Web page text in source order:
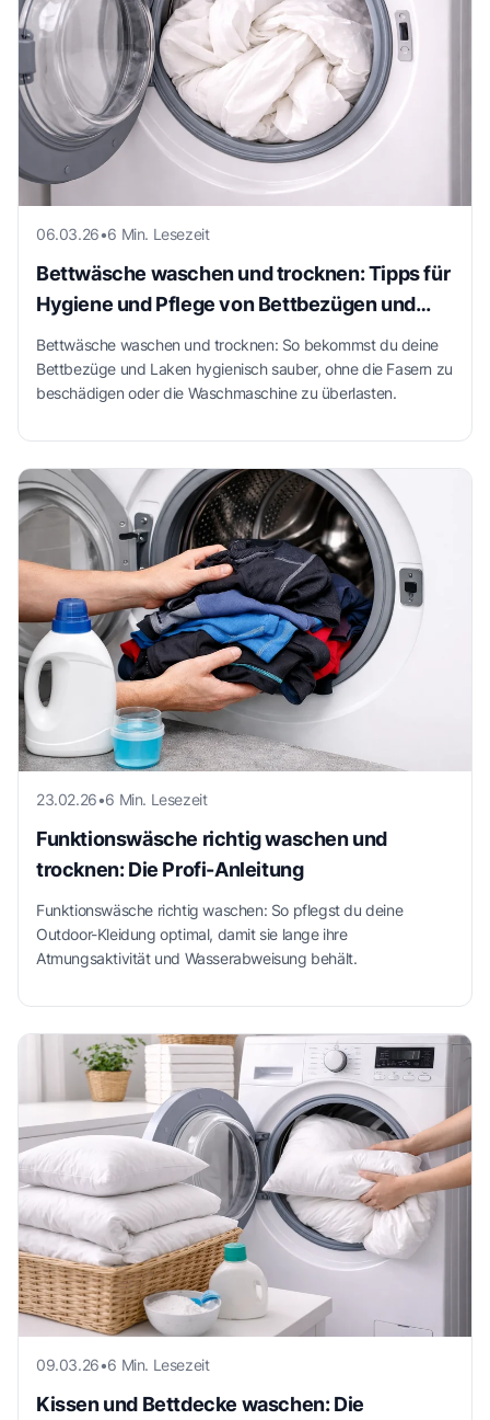
06.03.26•6 Min. Lesezeit
Bettwäsche waschen und trocknen: Tipps für
Hygiene und Pflege von Bettbezügen und
Laken
Bettwäsche waschen und trocknen: So bekommst du deine
Bettbezüge und Laken hygienisch sauber, ohne die Fasern zu
beschädigen oder die Waschmaschine zu überlasten.
23.02.26•6 Min. Lesezeit
Funktionswäsche richtig waschen und
trocknen: Die Profi-Anleitung
Funktionswäsche richtig waschen: So pflegst du deine
Outdoor-Kleidung optimal, damit sie lange ihre
Atmungsaktivität und Wasserabweisung behält.
09.03.26•6 Min. Lesezeit
Kissen und Bettdecke waschen: Die